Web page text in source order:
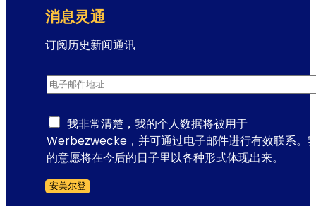
所
消息灵通
订阅历史新闻通讯
通
讯
册
电
子
件
电子邮件地址
我非常清楚，我的个人数据将被用于
Werbezwecke，并可通过电子邮件进行有效联系。
的意愿将在今后的日子里以各种形式体现出来。
安美尔登